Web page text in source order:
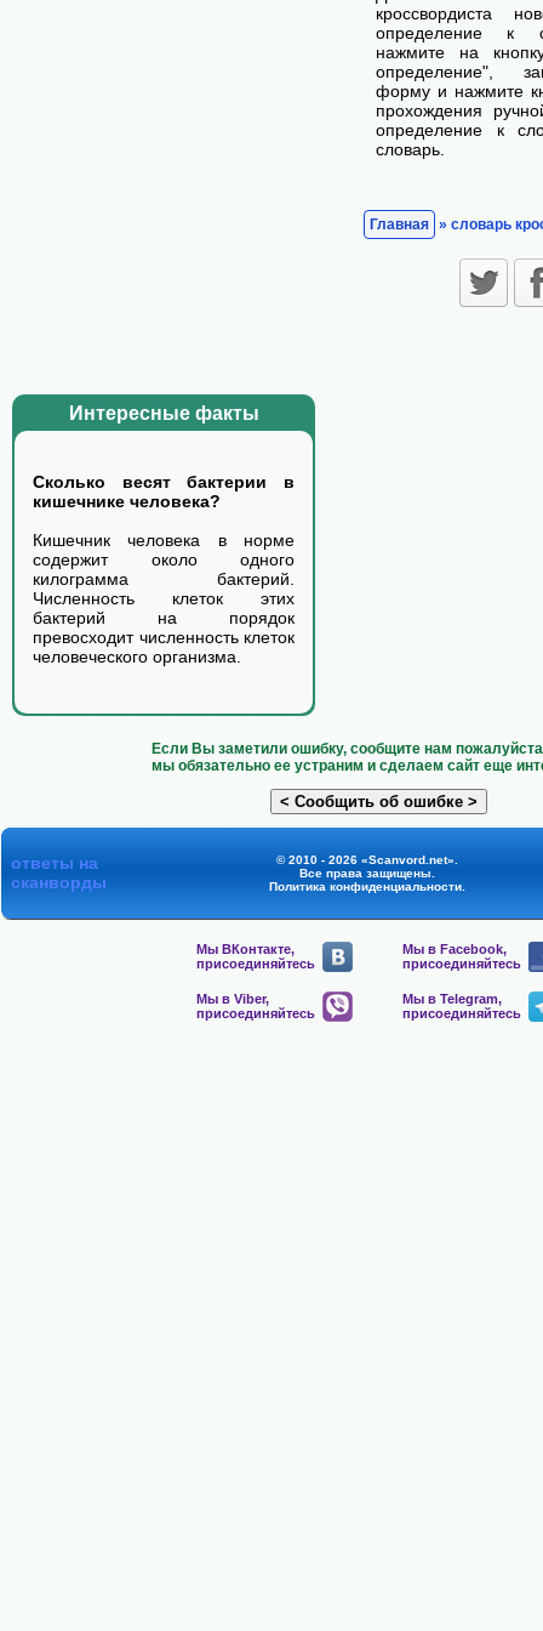
Интересные факты
Сколько весят бактерии в
кишечнике человека?
Кишечник человека в норме
содержит около одного
килограмма бактерий.
Численность клеток этих
бактерий на порядок
превосходит численность клеток
человеческого организма.
кроссвордиста
определение к
нажмите на
определение",
форму и нажмите
прохождения
определение к
словарь.
Главная » словарь
Если Вы заметили ошибку, сообщите нам
мы обязательно ее устраним и сделаем сайт еще
ответы на
сканворды
© 2010 - 2026 «Scanvord.net».
Все права защищены.
Политика конфиденциальности.
Мы ВКонтакте,
присоединяйтесь
Мы в Facebook,
присоединяйтесь
Мы в Viber,
присоединяйтесь
Мы в Telegram,
присоединяйтесь